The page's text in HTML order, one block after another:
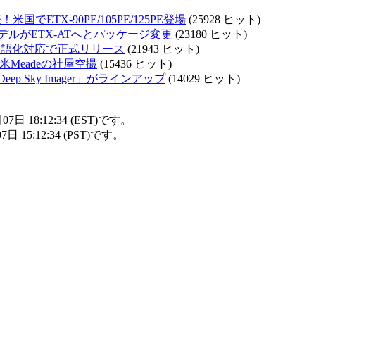
米国でETX-90PE/105PE/125PE登場 (25928 ヒット)
ルがETX-ATへとパッケージ変更 (23180 ヒット)
化対応で正式リリース (21943 ヒット)
Meadeの社屋空撮 (15436 ヒット)
Sky Imager」がラインアップ(14029 ヒット)
日 18:12:34 (EST)です。
15:12:34 (PST)です。